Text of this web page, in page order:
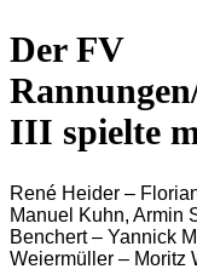
Der FV
III spielte
René Heider –
Manuel Kuhn, Armin
Benchert – Yannick
Weiermüller – Moritz